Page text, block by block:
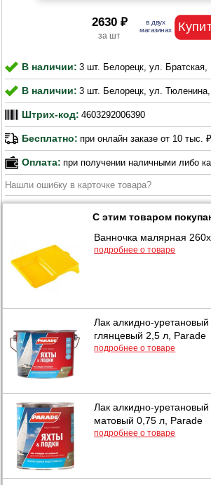
2630 ₽
В наличии: 3 шт. Белорецк, ул. Братская,
В наличии: 3 шт. Белорецк, ул.
Штрих-код: 4603292006390
Бесплатно: при онлайн заказе от 10 тыс.
Оплата: при получении наличными либо
Нашли ошибку в карточке товара?
С этим товаром
Ванночка малярная
подробнее о товаре
Лак алкидно-
глянцевый 2,5 л, Parade
подробнее о товаре
Лак алкидно-
матовый 0,75 л, Parade
подробнее о товаре